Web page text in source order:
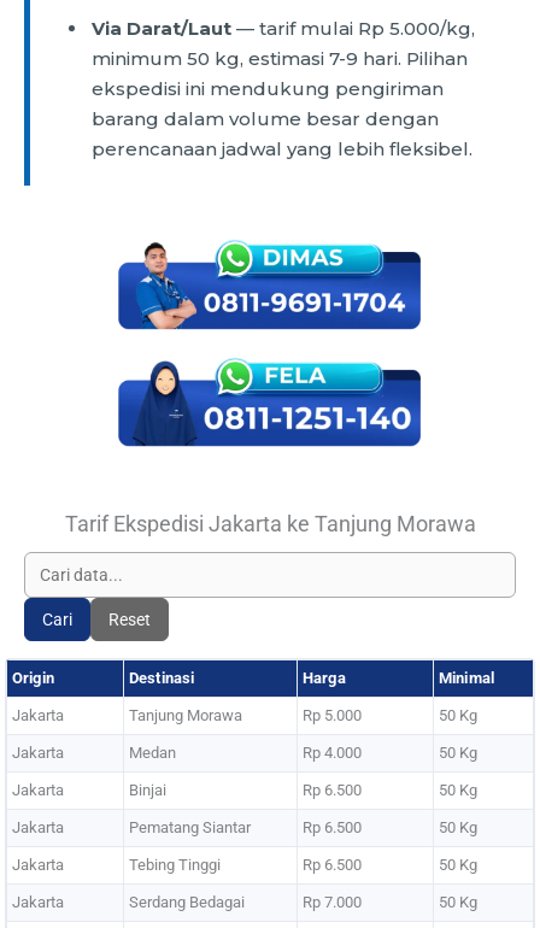
Via Darat/Laut — tarif mulai Rp 5.000/kg,
minimum 50 kg, estimasi 7-9 hari. Pilihan
ekspedisi ini mendukung pengiriman
barang dalam volume besar dengan
perencanaan jadwal yang lebih fleksibel.
Tarif Ekspedisi Jakarta ke Tanjung Morawa
Cari Reset
Origin Destinasi Harga Minimal
Jakarta Tanjung Morawa Rp 5.000 50 Kg
Jakarta Medan Rp 4.000 50 Kg
Jakarta Binjai Rp 6.500 50 Kg
Jakarta Pematang Siantar Rp 6.500 50 Kg
Jakarta Tebing Tinggi Rp 6.500 50 Kg
Jakarta Serdang Bedagai Rp 7.000 50 Kg